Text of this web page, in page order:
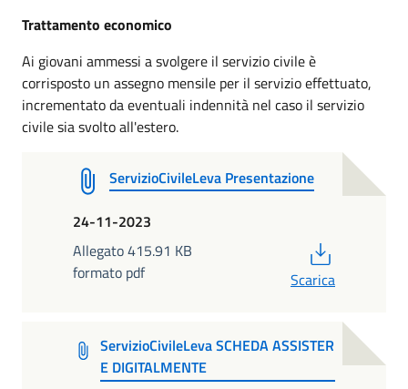
Trattamento economico
Ai giovani ammessi a svolgere il servizio civile è
corrisposto un assegno mensile per il servizio effettuato,
incrementato da eventuali indennità nel caso il servizio
civile sia svolto all'estero.
ServizioCivileLeva Presentazione
24-11-2023
Allegato 415.91 KB
formato pdf
Scarica
ServizioCivileLeva SCHEDA ASSISTER
E DIGITALMENTE